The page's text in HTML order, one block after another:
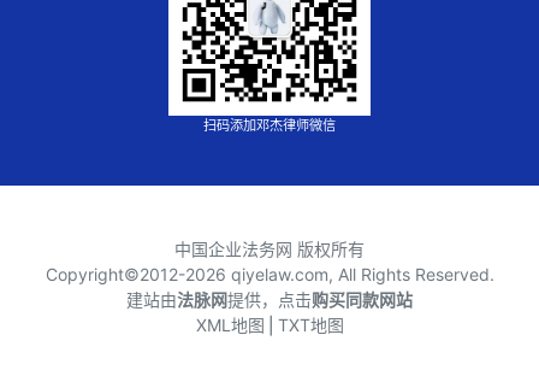
扫码添加邓杰律师微信
中国企业法务网 版权所有
Copyright©2012-2026 qiyelaw.com, All Rights Reserved.
建站由法脉网提供，点击购买同款网站
XML地图 TXT地图